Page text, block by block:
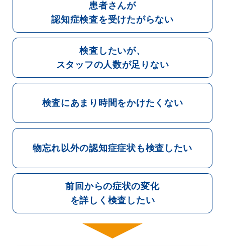
患者さんが
認知症検査を受けたがらない
検査したいが、
スタッフの人数が足りない
検査にあまり時間をかけたくない
物忘れ以外の認知症症状も検査したい
前回からの症状の変化
を詳しく検査したい